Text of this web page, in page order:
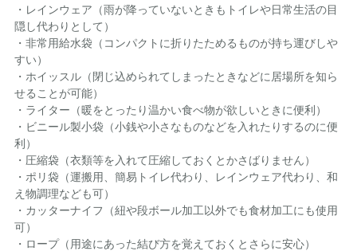
・レインウェア（雨が降っていないときもトイレや日常生活の目
隠し代わりとして）
・非常用給水袋（コンパクトに折りたためるものが持ち運びしや
すい）
・ホイッスル（閉じ込められてしまったときなどに居場所を知ら
せることが可能）
・ライター（暖をとったり温かい食べ物が欲しいときに便利）
・ビニール製小袋（小銭や小さなものなどを入れたりするのに便
利）
・圧縮袋（衣類等を入れて圧縮しておくとかさばりません）
・ポリ袋（運搬用、簡易トイレ代わり、レインウェア代わり、和
え物調理なども可）
・カッターナイフ（紐や段ボール加工以外でも食材加工にも使用
可）
・ロープ（用途にあった結び方を覚えておくとさらに安心）